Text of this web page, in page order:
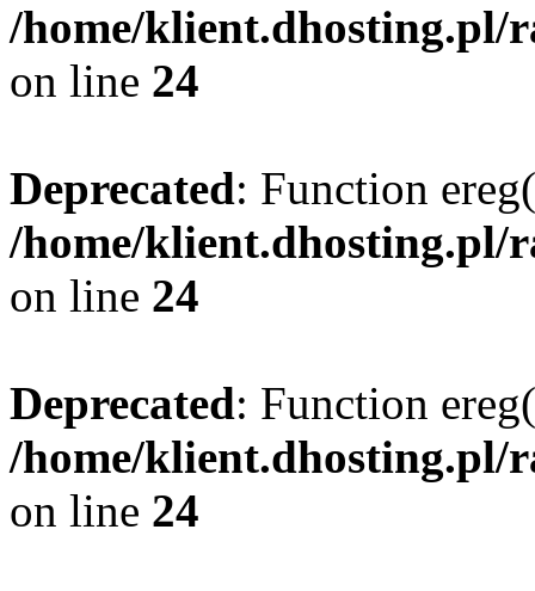
/home/klient.dhosting.pl/
on line 24
Deprecated: Function
/home/klient.dhosting.pl/
on line 24
Deprecated: Function
/home/klient.dhosting.pl/
on line 24